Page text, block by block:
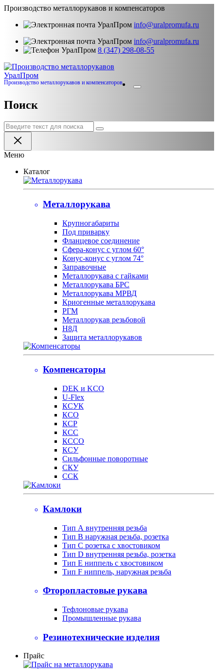
Производство металлорукавов и компенсаторов
info@uralpromufa.ru
info@uralpromufa.ru
8 (347) 298‑08‑55
УралПром
Производство металлорукавов и компенсаторов
Поиск
Меню
Каталог
Металлорукава
Крупногабариты
Под приварку
Фланцевое соединение
Сфера-конус с углом 60°
Конус-конус с углом 74°
Заправочные
Металлорукава с гайками
Металлорукава БРС
Металлорукава МРВД
Криогенные металлорукава
РГМ
Металлорукав резьбовой
Н8Д
Защита металлорукавов
Компенсаторы
DEK и KCO
U-Flex
КСУК
КСО
КСР
КСС
КССО
КСУ
Сильфонные поворотные
СКУ
ССК
Камлоки
Тип А внутренняя резьба
Тип B наружная резьба, розетка
Тип С розетка с хвостовиком
Тип D внутренняя резьба, розетка
Тип Е ниппель с хвостовиком
Тип F ниппель, наружная резьба
Фторопластовые рукава
Тефлоновые рукава
Промышленные рукава
Резинотехнические изделия
Прайс